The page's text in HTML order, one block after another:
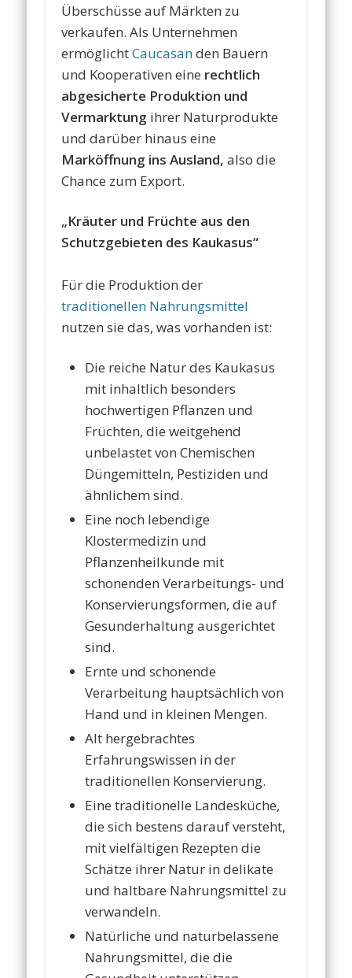
Überschüsse auf Märkten zu
verkaufen. Als Unternehmen
ermöglichtCaucasanden Bauern
und Kooperativen eine rechtlich
abgesicherte Produktion und
Vermarktung ihrer Naturprodukte
und darüber hinaus eine
Marköffnung ins Ausland,also die
Chance zum Export.
„Kräuter und Früchte aus den
Schutzgebieten des Kaukasus“
Für die Produktion der
traditionellen Nahrungsmittel
nutzen sie das, was vorhanden ist:
Die reiche Natur des Kaukasus
mit inhaltlich besonders
hochwertigen Pflanzen und
Früchten, die weitgehend
unbelastet von Chemischen
Düngemitteln, Pestiziden und
ähnlichem sind.
Eine noch lebendige
Klostermedizin und
Pflanzenheilkunde mit
schonenden Verarbeitungs- und
Konservierungsformen, die auf
Gesunderhaltung ausgerichtet
sind.
Ernte und schonende
Verarbeitung hauptsächlich von
Hand und in kleinen Mengen.
Alt hergebrachtes
Erfahrungswissen in der
traditionellen Konservierung.
Eine traditionelle Landesküche,
die sich bestens darauf versteht,
mit vielfältigen Rezepten die
Schätze ihrer Natur in delikate
und haltbare Nahrungsmittel zu
verwandeln.
Natürliche und naturbelassene
Nahrungsmittel, die die